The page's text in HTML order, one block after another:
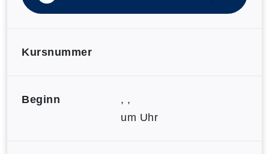
Kursnummer
Beginn
, ,
um Uhr